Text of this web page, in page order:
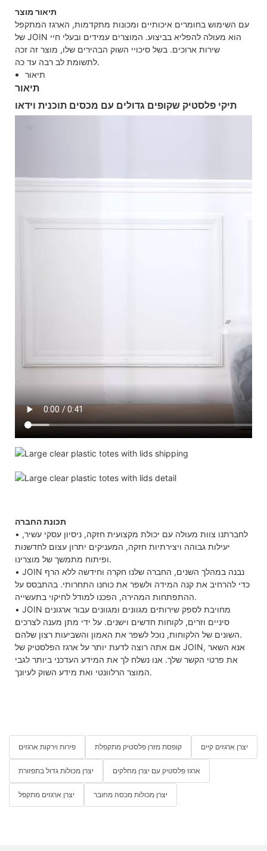
תיאור מוצר
עם השימוש בחומרים איכותיים ומכונות מתקדמות, הארגז המתקפל
של JOIN הוא מעולה להפליא בביצוע. המוצרים עמידים ובעלי חיי
שירות ארוכים. בשל סיכויי השוק הבהירים שלו, מוצר זה זכה
לתשומת לב רבה עד כה.
תיאור
תיאור
תיקי פלסטיק שקופים גדולים עם מכסים תוכנית וידאו
תכונת החברה
• לחברתנו צוות מעולה עם יכולת מקצועית חזקה, ניסיון עסקי עשיר,
יעילות גבוהה ויצירתיות חזקה, המעניקים יתרון עצום לחדשנות
ופיתוח מתמשך של מוצרינו.
• JOIN נבנה במהלך השנים, החברה שלנו חקרה וחידשה ללא הרף
כדי להרחיב את קנה המידה ולשפר את כוחנו התחרותי. בהתבסס על
ההתפתחות המהירה, הפכנו למודל לחיקוי בתעשייה.
• JOIN מחויבת לספק שירותים מגוונים ומגוונים עבור ארגונים
סיניים וזרים, לקוחות חדשים וישנים. על ידי מתן מענה לצרכים
השונים של הלקוחות, נוכל לשפר את האמון והשביעות רצון שלהם.
אם אתה רוצה לדעת יותר על ארגז הפלסטיק של JOIN, אנא השאר
את פרטי הקשר שלך. אנו נשלח לך את המידע העדכני ביותר לגבי
המוצר הרלוונטי ואת מידע השוק לעיונך.
פירות וירקות ארגזים קופסת מזרן פלסטיק מתקפלת יצרן ארגזים קיים
יצרן מכולות גדול בתפזורת ארגז פלסטיק עם יצרן מחלקים
יצרן ארגזים מתקפל יצרן מכולות מכסה מחובר